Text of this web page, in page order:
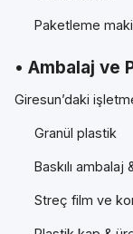
Paketleme
• Ambalaj ve
Giresun’daki
Granül plastik
Baskılı ambalaj
Streç film ve